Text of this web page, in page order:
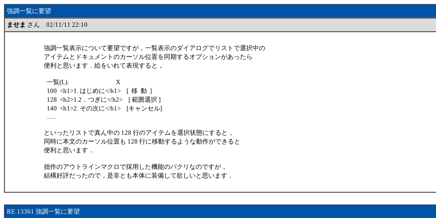
強調一覧に要望
ませま さん 02/11/11 22:10
強調一覧表示について要望ですが，一覧表示のダイアログでリストで選択中の
アイテムとドキュメントのカーソル位置を同期するオプションがあったら
便利と思います．絵をいれて表現すると，
一覧(L): X
100 <h1>1. はじめに</h1> [ 移 動 ]
128 <h2>1.2．つぎに</h2> [ 範囲選択 ]
140 <h1>2. その次に</h1> [キャンセル]
......
といったリストで真ん中の 128 行のアイテムを選択状態にすると，
同時に本文のカーソル位置も 128 行に移動するような動作ができると
便利と思います．
拙作のアウトラインマクロで採用した機能のパクリなのですが，
結構好評だったので，是非とも本体に装備して欲しいと思います．
RE:13361 強調一覧に要望